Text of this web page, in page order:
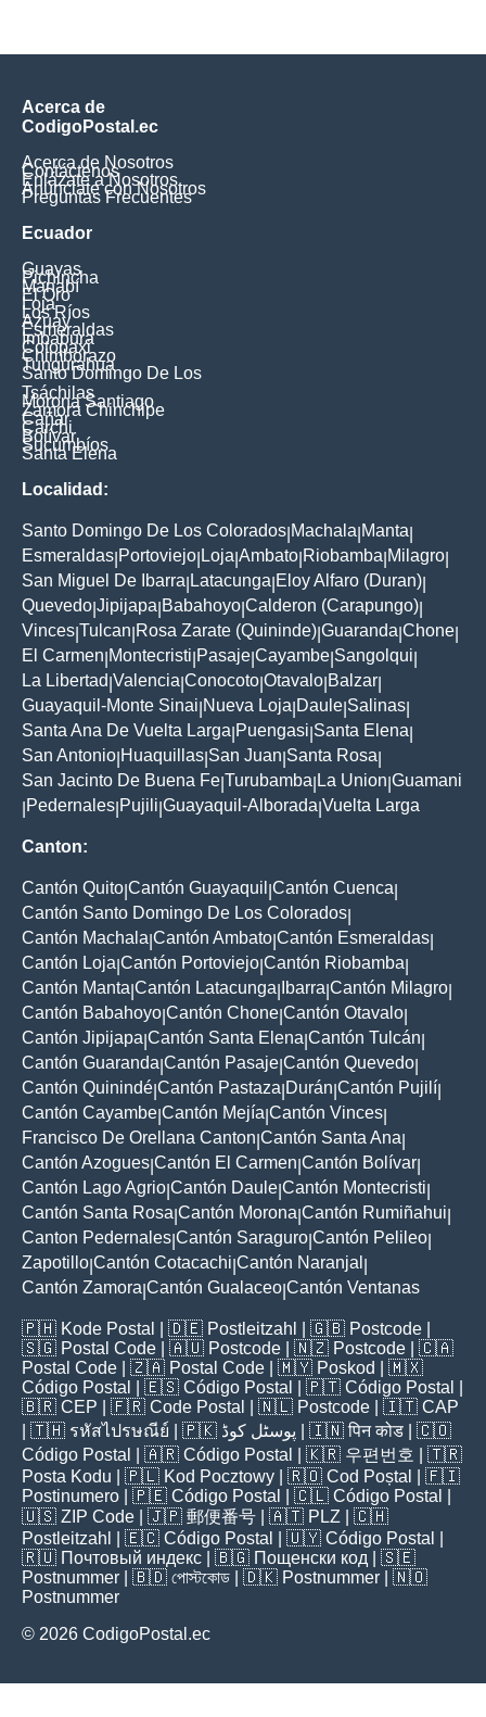
Acerca de
CodigoPostal.ec
Acerca de Nosotros
Contáctenos
Enlázate a Nosotros
Anúnciate con Nosotros
Preguntas Frecuentes
Ecuador
Guayas
Pichincha
Manabí
El Oro
Loja
Los Ríos
Azuay
Esmeraldas
Imbabura
Cotopaxi
Chimborazo
Tungurahua
Santo Domingo De Los
Tsáchilas
Morona Santiago
Zamora Chinchipe
Cañar
Carchi
Bolívar
Sucumbíos
Santa Elena
Localidad:
Santo Domingo De Los Colorados Machala Manta
Esmeraldas Portoviejo Loja Ambato Riobamba Milagro
San Miguel De Ibarra Latacunga Eloy Alfaro (Duran)
Quevedo Jipijapa Babahoyo Calderon (Carapungo)
Vinces Tulcan Rosa Zarate (Quininde) Guaranda Chone
El Carmen Montecristi Pasaje Cayambe Sangolqui
La Libertad Valencia Conocoto Otavalo Balzar
Guayaquil-Monte Sinai Nueva Loja Daule Salinas
Santa Ana De Vuelta Larga Puengasi Santa Elena
San Antonio Huaquillas San Juan Santa Rosa
San Jacinto De Buena Fe Turubamba La Union Guamani
Pedernales Pujili Guayaquil-Alborada Vuelta Larga
Canton:
Cantón Quito Cantón Guayaquil Cantón Cuenca
Cantón Santo Domingo De Los Colorados
Cantón Machala Cantón Ambato Cantón Esmeraldas
Cantón Loja Cantón Portoviejo Cantón Riobamba
Cantón Manta Cantón Latacunga Ibarra Cantón Milagro
Cantón Babahoyo Cantón Chone Cantón Otavalo
Cantón Jipijapa Cantón Santa Elena Cantón Tulcán
Cantón Guaranda Cantón Pasaje Cantón Quevedo
Cantón Quinindé Cantón Pastaza Durán Cantón Pujilí
Cantón Cayambe Cantón Mejía Cantón Vinces
Francisco De Orellana Canton Cantón Santa Ana
Cantón Azogues Cantón El Carmen Cantón Bolívar
Cantón Lago Agrio Cantón Daule Cantón Montecristi
Cantón Santa Rosa Cantón Morona Cantón Rumiñahui
Canton Pedernales Cantón Saraguro Cantón Pelileo
Zapotillo Cantón Cotacachi Cantón Naranjal
Cantón Zamora Cantón Gualaceo Cantón Ventanas
🇵🇭 Kode Postal | 🇩🇪 Postleitzahl | 🇬🇧 Postcode
🇸🇬 Postal Code | 🇦🇺 Postcode | 🇳🇿 Postcode | 🇨🇦
Postal Code | 🇿🇦 Postal Code | 🇲🇾 Poskod
| 🇲🇽
Código Postal
| 🇪🇸 Código Postal | 🇵🇹 Código Postal
🇧🇷 CEP | 🇫🇷 Code Postal | 🇳🇱 Postcode | 🇮🇹 CAP
| 🇹🇭 รหัสไปรษณีย์ | 🇵🇰 پوسٹل کوڈ | 🇮🇳पिन कोड | 🇨🇴
Código Postal
| 🇦🇷 Código Postal | 🇰🇷 우편번호
| 🇹🇷
Posta Kodu | 🇵🇱 Kod Pocztowy | 🇷🇴 Cod Poștal
| 🇫🇮
Postinumero | 🇵🇪 Código Postal | 🇨🇱 Código Postal
🇺🇸 ZIP Code | 🇯🇵 郵便番号 | 🇦🇹 PLZ | 🇨🇭
Postleitzahl
| 🇪🇨 Código Postal | 🇺🇾 Código Postal
🇷🇺 Почтовый индекс | 🇧🇬 Пощенски код | 🇸🇪
Postnummer | 🇧🇩 পোস্টকোড | 🇩🇰 Postnummer | 🇳🇴
Postnummer
© 2026 CodigoPostal.ec